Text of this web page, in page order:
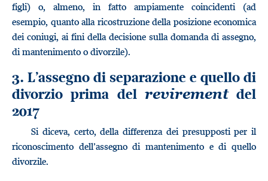
figli) o, almeno, in fatto ampiamente coincidenti (ad
esempio, quanto alla ricostruzione della posizione economica
dei coniugi, ai fini della decisione sulla domanda di assegno,
di mantenimento o divorzile).
3. L’assegno di separazione e quello di
divorzio prima del revirementdel
2017
Si diceva, certo, della differenza dei presupposti per il
riconoscimento dell’assegno di mantenimento e di quello
divorzile.